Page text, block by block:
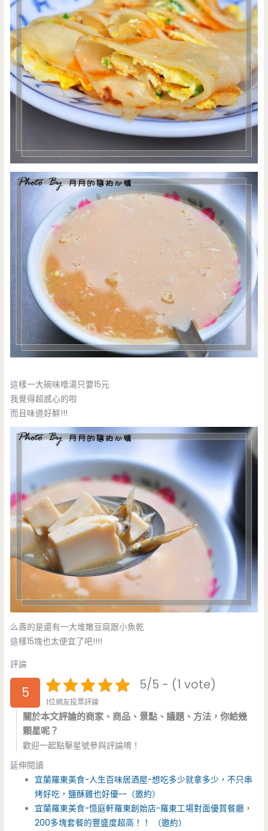
這樣一大碗味噌湯只要15元
我覺得超感心的啦
而且味道好鮮!!!
么壽的是還有一大堆嫩豆腐跟小魚乾
這樣15塊也太便宜了吧!!!!
評論
5 5/5 - (1 vote)
1位網友投票評論
關於本文評論的商家、商品、景點、議題、方法，你給幾
顆星呢？
歡迎一起點擊星號參與評論唷！
延伸閱讀
宜蘭羅東美食-人生百味居酒屋-想吃多少就拿多少，不只串
烤好吃，鹽酥雞也好優~~（邀約）
宜蘭羅東美食-憶庭軒羅東創始店-羅東工場對面優質餐廳，
200多塊套餐的豐盛度超高！！ （邀約）